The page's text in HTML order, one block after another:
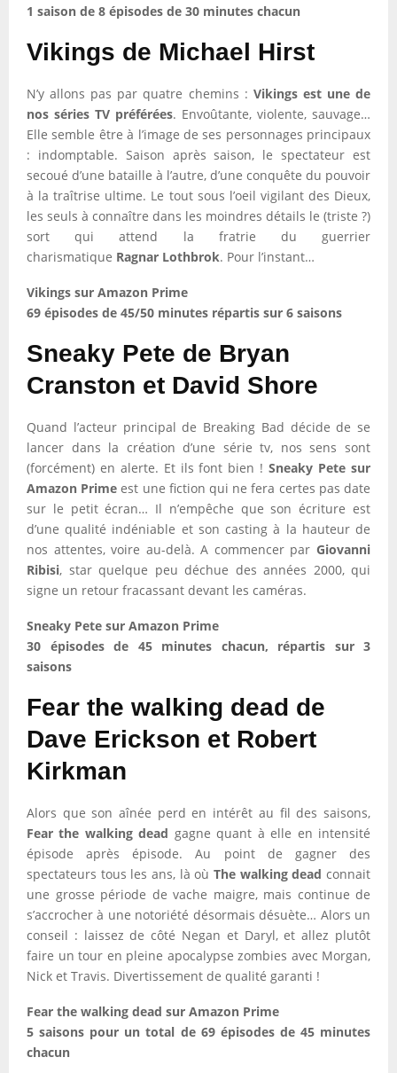
1 saison de 8 épisodes de 30 minutes chacun
Vikings de Michael Hirst
N’y allons pas par quatre chemins : Vikings est une de
nos séries TV préférées. Envoûtante, violente, sauvage…
Elle semble être à l’image de ses personnages principaux
: indomptable. Saison après saison, le spectateur est
secoué d’une bataille à l’autre, d’une conquête du pouvoir
à la traîtrise ultime. Le tout sous l’oeil vigilant des Dieux,
les seuls à connaître dans les moindres détails le (triste ?)
sort qui attend la fratrie du guerrier
charismatique Ragnar Lothbrok. Pour l’instant…
Vikings sur Amazon Prime
69 épisodes de 45/50 minutes répartis sur 6 saisons
Sneaky Pete de Bryan
Cranston et David Shore
Quand l’acteur principal de Breaking Bad décide de se
lancer dans la création d’une série tv, nos sens sont
(forcément) en alerte. Et ils font bien !Sneaky Pete sur
Amazon Prime est une fiction qui ne fera certes pas date
sur le petit écran… Il n’empêche que son écriture est
d’une qualité indéniable et son casting à la hauteur de
nos attentes, voire au-delà. A commencer par Giovanni
Ribisi, star quelque peu déchue des années 2000, qui
signe un retour fracassant devant les caméras.
Sneaky Pete sur Amazon Prime
30 épisodes de 45 minutes chacun, répartis sur 3
saisons
Fear the walking dead de
Dave Erickson et Robert
Kirkman
Alors que son aînée perd en intérêt au fil des saisons,
Fear the walking dead gagne quant à elle en intensité
épisode après épisode. Au point de gagner des
spectateurs tous les ans, là où The walking dead connait
une grosse période de vache maigre, mais continue de
s’accrocher à une notoriété désormais désuète… Alors un
conseil : laissez de côté Negan et Daryl, et allez plutôt
faire un tour en pleine apocalypse zombies avec Morgan,
Nick et Travis. Divertissement de qualité garanti !
Fear the walking dead sur Amazon Prime
5 saisons pour un total de 69 épisodes de 45 minutes
chacun